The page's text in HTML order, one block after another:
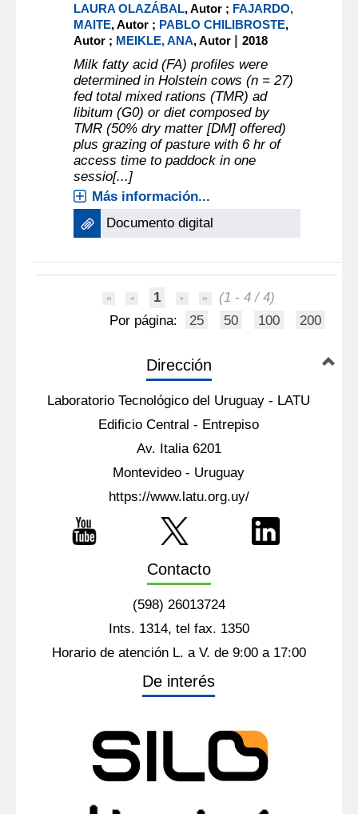
LAURA OLAZÁBAL, Autor ; FAJARDO,
MAITE, Autor ; PABLO CHILIBROSTE,
Autor ; MEIKLE, ANA, Autor |2018
Milk fatty acid (FA) profiles were
determined in Holstein cows (n = 27)
fed total mixed rations (TMR) ad
libitum (G0) or diet composed by
TMR (50% dry matter [DM] offered)
plus grazing of pasture with 6 hr of
access time to paddock in one
sessio[...]
Más información...
Documento digital
1
(1 - 4 / 4)
Por página:
25 50 100 200
Dirección
Laboratorio Tecnológico del Uruguay - LATU
Edificio Central - Entrepiso
Av. Italia 6201
Montevideo - Uruguay
https://www.latu.org.uy/
Contacto
(598) 26013724
Ints. 1314, tel fax. 1350
Horario de atención L. a V. de 9:00 a 17:00
De interés